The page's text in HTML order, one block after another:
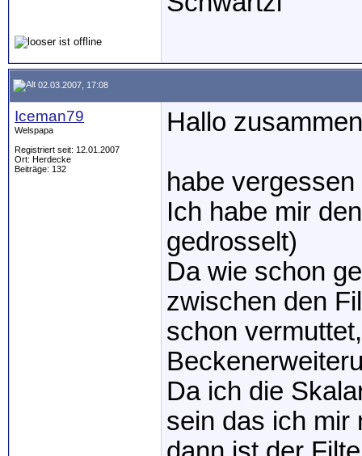
02.03.2007, 17:08
Iceman79
Welspapa
Registriert seit: 12.01.2007
Ort: Herdecke
Beiträge: 132
Hallo
habe
Ich habe mir
gedrosselt)
Da wie schon
zwischen den
schon
Da ich die
sein das ich mir